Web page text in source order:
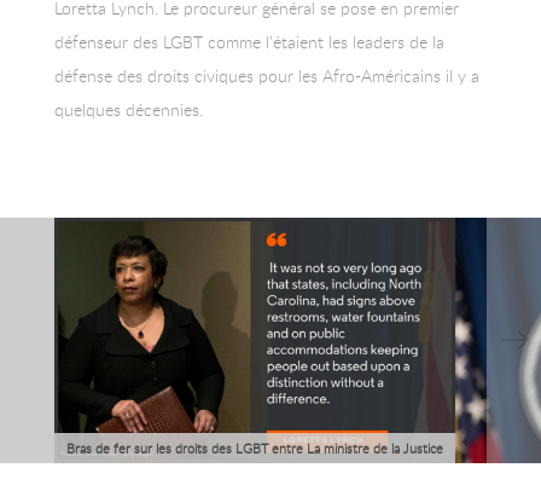
Loretta Lynch. Le procureur général se pose en premier
défenseur des LGBT comme l’étaient les leaders de la
défense des droits civiques pour les Afro-Américains il y a
quelques décennies.
Bras de fer sur les droits des LGBT entre La ministre de la Justice